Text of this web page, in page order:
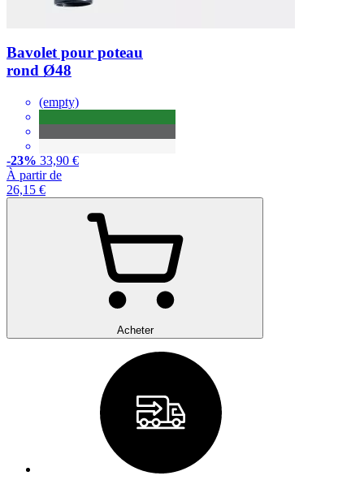
Bavolet pour poteau
rond Ø48
(empty)
-23% 33,90 €
À partir de
26,15 €
Acheter